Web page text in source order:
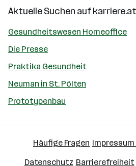
Aktuelle Suchen aufkarriere.at
Gesundheitswesen Homeoffice
Die Presse
Praktika Gesundheit
Neuman in St. Pölten
Prototypenbau
Häufige Fragen
Datenschutz Barrierefreiheit